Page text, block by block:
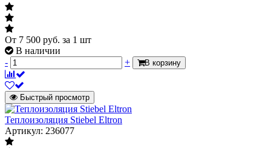
От 7 500 руб. за 1 шт
В наличии
-
+ В корзину
Быстрый просмотр
Теплоизоляция Stiebel Eltron
Артикул: 236077